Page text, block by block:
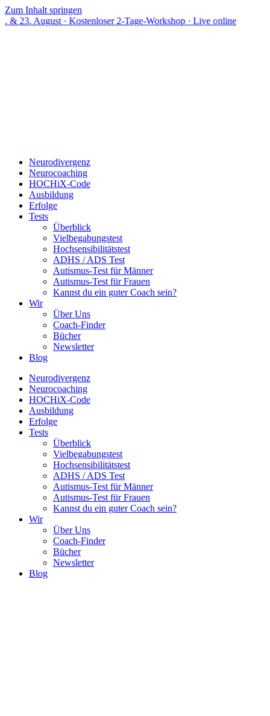
Zum Inhalt springen
· Kostenloser 2-Tage-Workshop · Live online
Neurodivergenz
Neurocoaching
HOCHiX-Code
Ausbildung
Erfolge
Tests
Überblick
Vielbegabungstest
Hochsensibilitätstest
ADHS / ADS Test
Autismus-Test für Männer
Autismus-Test für Frauen
Kannst du ein guter Coach sein?
Wir
Über Uns
Coach-Finder
Bücher
Newsletter
Blog
Neurodivergenz
Neurocoaching
HOCHiX-Code
Ausbildung
Erfolge
Tests
Überblick
Vielbegabungstest
Hochsensibilitätstest
ADHS / ADS Test
Autismus-Test für Männer
Autismus-Test für Frauen
Kannst du ein guter Coach sein?
Wir
Über Uns
Coach-Finder
Bücher
Newsletter
Blog